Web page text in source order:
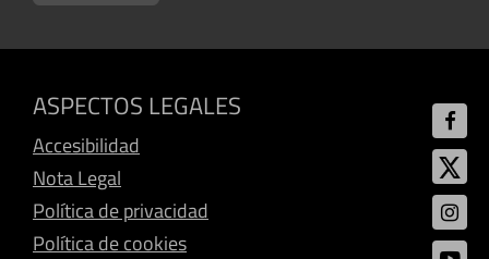
ASPECTOS LEGALES
Accesibilidad
Nota Legal
Política de privacidad
Política de cookies